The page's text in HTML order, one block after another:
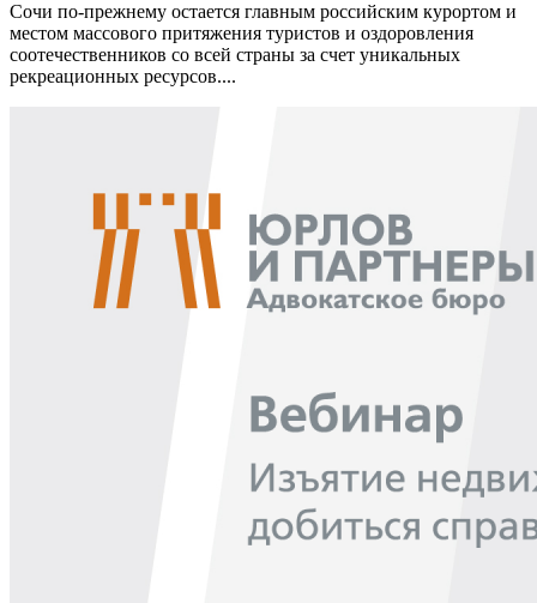
Сочи по-прежнему остается главным российским курортом и
местом массового притяжения туристов и оздоровления
соотечественников со всей страны за счет уникальных
рекреационных ресурсов....